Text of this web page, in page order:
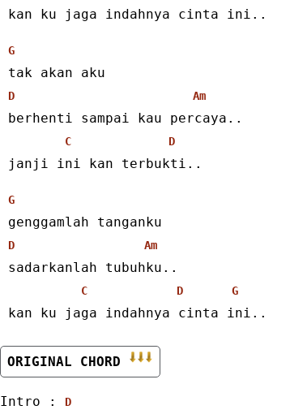
kan ku jaga indahnya cinta ini..
G
tak akan aku
D Am
berhenti sampai kau percaya..
C D
janji ini kan terbukti..
G
genggamlah tanganku
D Am
sadarkanlah tubuhku..
C D G
kan ku jaga indahnya cinta ini..
ORIGINAL CHORD
Intro : D